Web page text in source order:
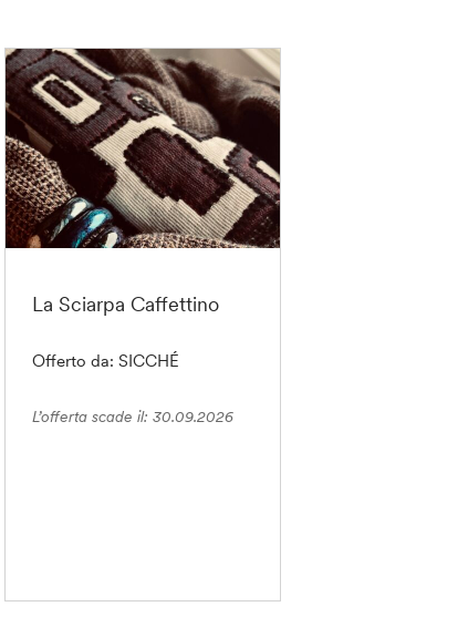
La Sciarpa Caffettino
Offerto da: SICCHÉ
L’offerta scade il: 30.09.2026